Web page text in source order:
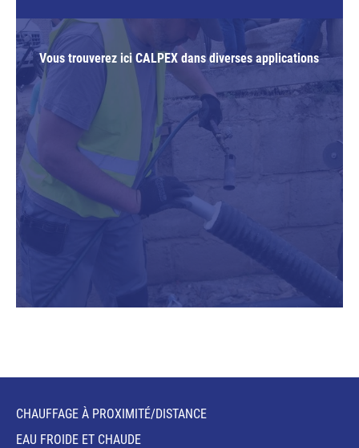
Vous trouverez ici CALPEX dans diverses applications
CHAUFFAGE À PROXIMITÉ/DISTANCE
EAU FROIDE ET CHAUDE